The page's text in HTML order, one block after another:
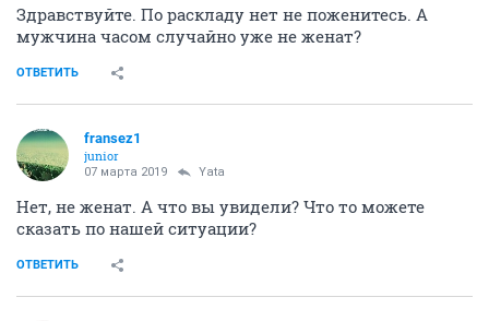
Здравствуйте. По раскладу нет не поженитесь. А
мужчина часом случайно уже не женат?
ОТВЕТИТЬ
fransez1
junior
07 марта 2019 Yata
Нет, не женат. А что вы увидели? Что то можете
сказать по нашей ситуации?
ОТВЕТИТЬ